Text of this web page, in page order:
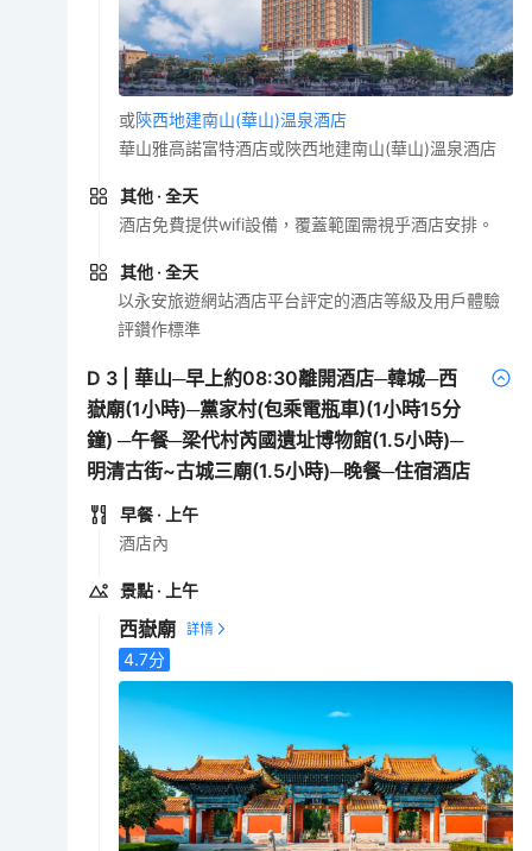
或陝西地建南山(華山)温泉酒店
華山雅高諾富特酒店或陜西地建南山(華山)溫泉酒店
其他 · 全天
酒店免費提供wifi設備，覆蓋範圍需視乎酒店安排。
其他 · 全天
以永安旅遊網站酒店平台評定的酒店等級及用戶體驗
評鑽作標準
D 3 |華山─早上約08:30離開酒店─韓城─西
嶽廟(1小時)─黨家村(包乘電瓶車)(1小時15分
鐘) ─午餐─梁代村芮國遺址博物館(1.5小時)─
明清古街~古城三廟(1.5小時)─晚餐─住宿酒店
早餐 · 上午
酒店內
景點 · 上午
西嶽廟
4.7分